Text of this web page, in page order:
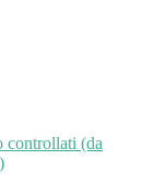
controllati (da